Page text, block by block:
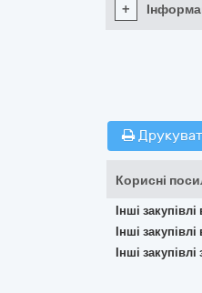
+
Корисні
Інші
Інші
Інші